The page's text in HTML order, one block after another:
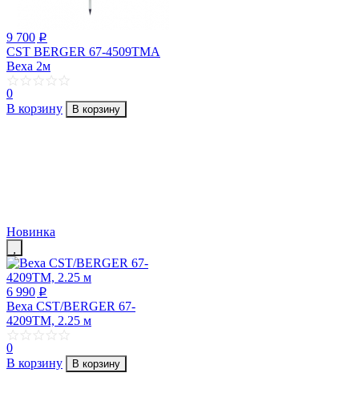
9 700 p
CST BERGER 67-4509TMA
Веха 2м
0
В корзину
В корзину
Новинка
6 990 p
Веха CST/BERGER 67-
4209TM, 2.25 м
0
В корзину
В корзину